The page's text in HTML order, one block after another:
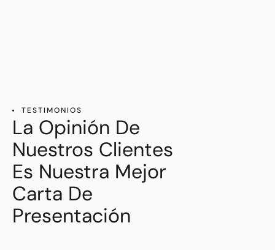
TESTIMONIOS
La Opinión De
Nuestros Clientes
Es Nuestra Mejor
Carta De
Presentación